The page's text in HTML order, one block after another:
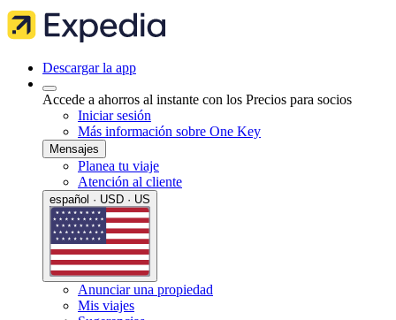
Descargar la app
Accede a ahorros al instante con los Precios para socios
Iniciar sesión
Más información sobre One Key
Mensajes
Planea tu viaje
Atención al cliente
español · USD · US
Anunciar una propiedad
Mis viajes